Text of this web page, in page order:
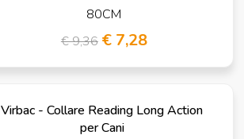
80CM
€ 9,36 € 7,28
Virbac - Collare Reading Long Action
per Cani